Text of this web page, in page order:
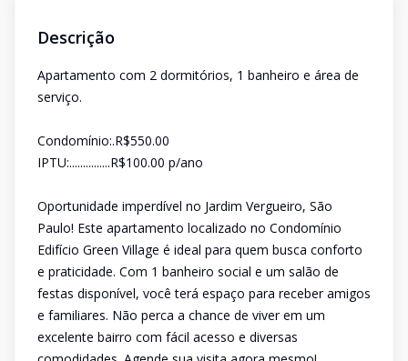
Descrição
Apartamento com 2 dormitórios, 1 banheiro e área de
serviço.
Condomínio:.R$550.00
IPTU:...............R$100.00 p/ano
Oportunidade imperdível no Jardim Vergueiro, São
Paulo! Este apartamento localizado no Condomínio
Edifício Green Village é ideal para quem busca conforto
e praticidade. Com 1 banheiro social e um salão de
festas disponível, você terá espaço para receber amigos
e familiares. Não perca a chance de viver em um
excelente bairro com fácil acesso e diversas